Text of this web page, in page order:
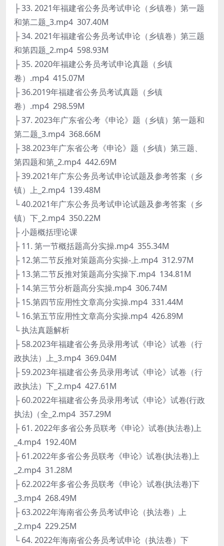
├ 33. 2021年福建省公务员考试申论（乡镇卷）第一题
和第二题_3.mp4 307.40M
├ 34. 2021年福建省公务员考试申论（乡镇卷）第三题
和第四题_2.mp4 598.93M
├ 35. 2020年福建公务员考试申论真题（乡镇
卷）.mp4 415.07M
├ 36.2019年福建省公务员考试真题（乡镇
卷）.mp4 298.59M
├ 37. 2023年广东省公考《申论》题（乡镇）第一题和
第二题_3.mp4 368.66M
├ 38.2023年广东省公考《申论》题（乡镇）第三题、
第四题和第_2.mp4 442.69M
├ 39.2021年广东公务员考试申论试题及参考答案（乡
镇）上_2.mp4 139.48M
└ 40.2021年广东公务员考试申论试题及参考答案（乡
镇）下_2.mp4 350.22M
├ 小题概括理论课
├ 11. 第一节概括题高分实操.mp4 355.34M
├ 12.第二节反推对策题高分实操-上.mp4 312.97M
├ 13.第二节反推对策题高分实操下.mp4 134.81M
├ 14.第三节分析题高分实操.mp4 306.74M
├ 15.第四节应用性文章高分实操.mp4 331.44M
└ 16.第五节应用性文章高分实操.mp4 426.89M
└ 执法真题解析
├ 58.2023年福建省公务员录用考试《申论》试卷（行
政执法）上_3.mp4 369.04M
├ 59.2023年福建省公务员录用考试《申论》试卷（行
政执法）下_2.mp4 427.61M
├ 60.2022年福建省公务员录用考试《申论》试卷(行政
执法)（全_2.mp4 357.29M
├ 61. 2022年多省公务员联考《申论》试卷(执法卷)上
_4.mp4 192.40M
├ 61.2022年多省公务员联考《申论》试卷(执法卷)上
_2.mp4 31.28M
├ 62.2022年多省公务员联考《申论》试卷(执法卷)下
_3.mp4 268.49M
├ 63.2022年海南省公务员考试申论（执法卷）上
_2.mp4 229.25M
└ 64. 2022年海南省公务员考试申论（执法卷）下